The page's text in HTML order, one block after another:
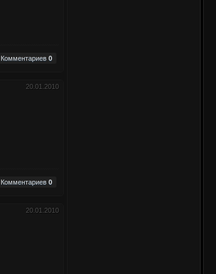
Комментариев 0
20.01.2010
Комментариев 0
20.01.2010